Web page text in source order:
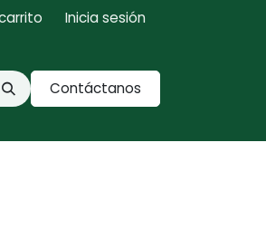
Inicia sesión
Contáctanos